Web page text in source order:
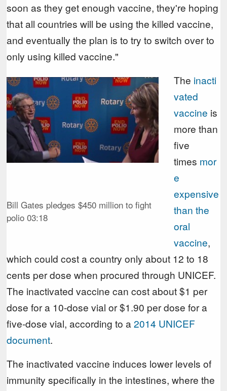
soon as they get enough vaccine, they're hoping
that all countries will be using the killed vaccine,
and eventually the plan is to try to switch over to
only using killed vaccine."
Bill Gates pledges $450 million to fight
polio 03:18
The inacti
vated
vaccine is
more than
five
times mor
e
expensive
than the
oral
vaccine,
which could cost a country only about 12 to 18
cents per dose when procured through UNICEF.
The inactivated vaccine can cost about $1 per
dose for a 10-dose vial or $1.90 per dose for a
five-dose vial, according to a2014 UNICEF
document.
The inactivated vaccine induces lower levels of
immunity specifically in the intestines, where the